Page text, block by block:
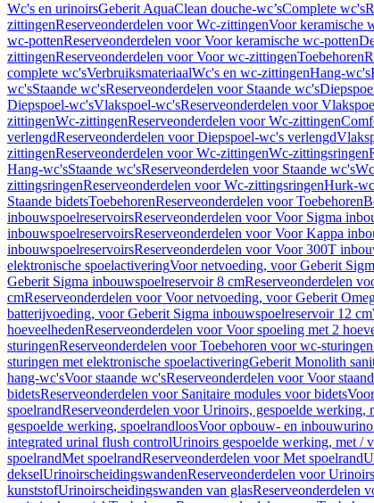
Wc's en urinoirsGeberit AquaClean douche-wc’sComplete wc's
zittingenReserveonderdelen voor Wc-zittingenVoor keramische
wc-pottenReserveonderdelen voor Voor keramische wc-potten
zittingenReserveonderdelen voor Voor wc-zittingenToebehoren
complete wc'sVerbruiksmateriaalWc's en wc-zittingenHang-wc's
wc'sStaande wc'sReserveonderdelen voor Staande wc's
Diepspoel-wc'sVlakspoel-wc'sReserveonderdelen voor
zittingenWc-zittingenReserveonderdelen voor Wc-zittingen
verlengdReserveonderdelen voor Diepspoel-wc's verlengd
zittingenReserveonderdelen voor Wc-zittingenWc-zittingsringen
Hang-wc'sStaande wc'sReserveonderdelen voor Staande wc's
zittingsringenReserveonderdelen voor Wc-zittingsringenHurk-
Staande bidetsToebehorenReserveonderdelen voor Toebehoren
inbouwspoelreservoirsReserveonderdelen voor Voor Sigma
inbouwspoelreservoirsReserveonderdelen voor Voor Kappa
inbouwspoelreservoirsReserveonderdelen voor Voor 300T
elektronische spoelactiveringVoor netvoeding, voor Geberit
Geberit Sigma inbouwspoelreservoir 8 cmReserveonderdelen
cmReserveonderdelen voor Voor netvoeding, voor Geberit
batterijvoeding, voor Geberit Sigma inbouwspoelreservoir 12 cm
hoeveelhedenReserveonderdelen voor Voor spoeling met 2
sturingenReserveonderdelen voor Toebehoren voor wc-sturingen
sturingen met elektronische spoelactiveringGeberit Monolith
hang-wc'sVoor staande wc'sReserveonderdelen voor Voor
bidetsReserveonderdelen voor Sanitaire modules voor bidets
spoelrandReserveonderdelen voor Urinoirs, gespoelde werking,
gespoelde werking, spoelrandloosVoor opbouw- en
integrated urinal flush controlUrinoirs gespoelde werking, met /
spoelrandMet spoelrandReserveonderdelen voor Met spoelrand
dekselUrinoirscheidingswandenReserveonderdelen voor
kunststofUrinoirscheidingswanden van glasReserveonderdelen